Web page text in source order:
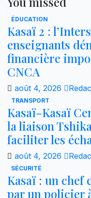
ÉDUCATION
Kasaï 2 :
enseignants
financière
CNCA
août 4, 2026
TRANSPORT
Kasaï–Kasaï
la liaison
faciliter les
août 4, 2026
SÉCURITÉ
Kasaï : un chef
par un policier